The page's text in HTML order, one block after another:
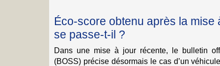
Éco-score obtenu après la mise
se passe-t-il ?
Dans une mise à jour récente, le bulletin
(BOSS) précise désormais le cas d’un